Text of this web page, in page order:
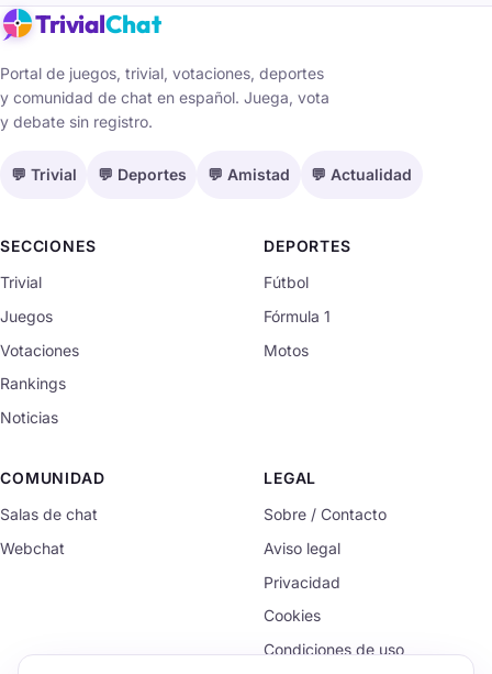
TrivialChat
Portal de juegos, trivial, votaciones, deportes
y comunidad de chat en español. Juega, vota
y debate sin registro.
💬 Trivial 💬 Deportes 💬 Amistad 💬 Actualidad
SECCIONES
Trivial
Juegos
Votaciones
Rankings
Noticias
DEPORTES
Fútbol
Fórmula 1
Motos
COMUNIDAD
Salas de chat
Webchat
LEGAL
Sobre / Contacto
Aviso legal
Privacidad
Cookies
Condiciones de uso